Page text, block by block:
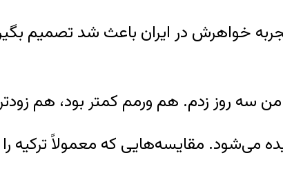
تجربه خواهرش در ایران باعث شد تصمیم
سه روز زدم. هم ورمم کمتر بود، هم
می‌شود. مقایسه‌هایی که معمولاً ترکیه